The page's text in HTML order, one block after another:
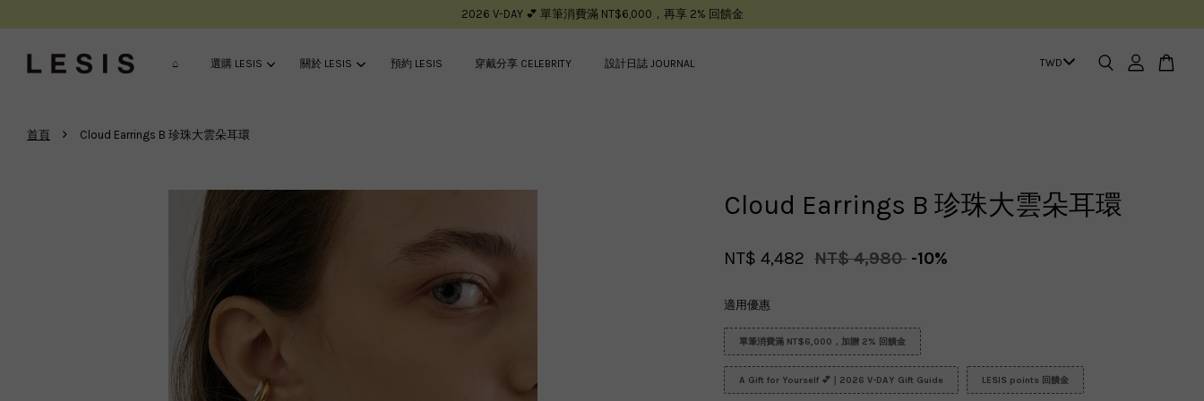
2026 V-DAY 💕 單筆消費滿 NT$6,000，再享 2% 回饋金
⌂ 選購 LESIS 關於 LESIS 預約 LESIS 穿戴分享 CELEBRITY 設計日誌 JOURNAL
首頁 › Cloud Earrings B 珍珠大雲朵耳環
Cloud Earrings B 珍珠大雲朵耳環
NT$ 4,482 NT$ 4,980 -10%
適用優惠
單筆消費滿 NT$6,000，加贈 2% 回饋金
A Gift for Yourself 💕｜2026 V-DAY Gift Guide LESIS points 回饋金